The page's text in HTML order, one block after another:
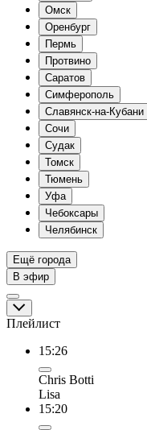
Омск
Оренбург
Пермь
Протвино
Саратов
Симферополь
Славянск-на-Кубани
Сочи
Судак
Томск
Тюмень
Уфа
Чебоксары
Челябинск
Ещё города
В эфир
Плейлист
15:26
Chris Botti
Lisa
15:20